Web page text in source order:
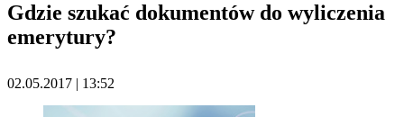
Gdzie szukać dokumentów do wyliczenia
emerytury?
02.05.2017 | 13:52